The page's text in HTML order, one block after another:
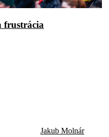
frustrácia
Jakub Molnár